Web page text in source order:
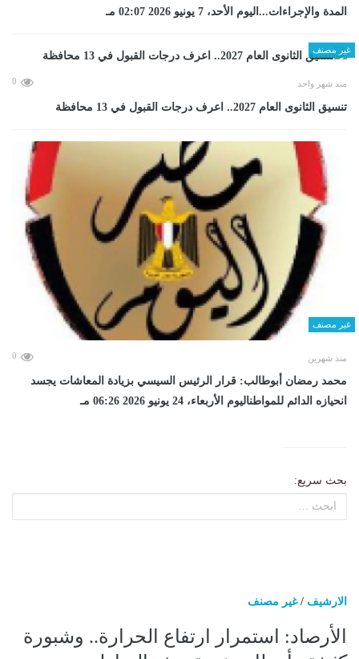
المدة والإجراءات...اليوم الأحد، 7 يونيو 2026 02:07 مـ
غير مصنف
منذ شهر واحد 0
تنسيق الثانوى العام 2027.. اعرف درجات القبول في 13 محافظة
غير مصنف
منذ شهرين 0
محمد رمضان أبوطالب: قرار الرئيس السيسي بزيادة المعاشات يجسد
انحيازه الدائم للمواطناليوم الأربعاء، 24 يونيو 2026 06:26 مـ
بحث سريع:
الارشيف /غير مصنف
الأرصاد: استمرار ارتفاع الحرارة.. وشبورة